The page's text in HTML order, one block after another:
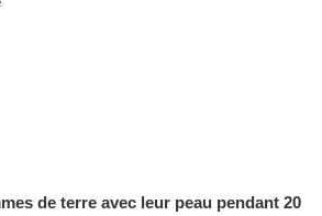
de terre avec leur peau pendant 20